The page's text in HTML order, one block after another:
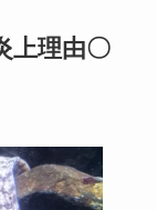
上理由〇